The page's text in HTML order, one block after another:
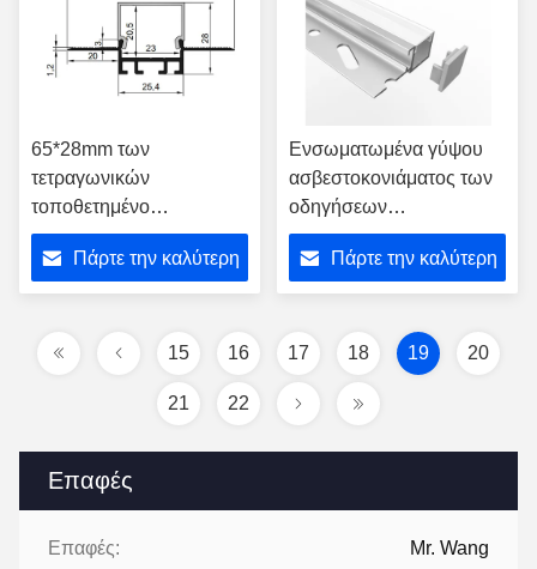
Επαφές
Επαφές: Mr. Wang
65*28mm των
τετραγωνικών
τοποθετημένο
οδηγήσεων
ασβεστοκονιάματος
σχεδιαγράμματος ξηρών
οδηγήσεων κανάλι
Πάρτε την καλύτερη
Ενσωματωμένα γύψου
ασβεστοκονιάματος των
οδηγήσεων
σχεδιαγράμματα
39*15mm ξηρών τοίχων
αλουμινίου
στενόμακρα
Πάρτε την καλύτερη
15 16 17 18 19 20
21 22